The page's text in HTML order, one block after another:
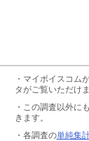
・マイボイスコム
タがご覧いただけま
・この調査以外に
きます。
・各調査の単純集